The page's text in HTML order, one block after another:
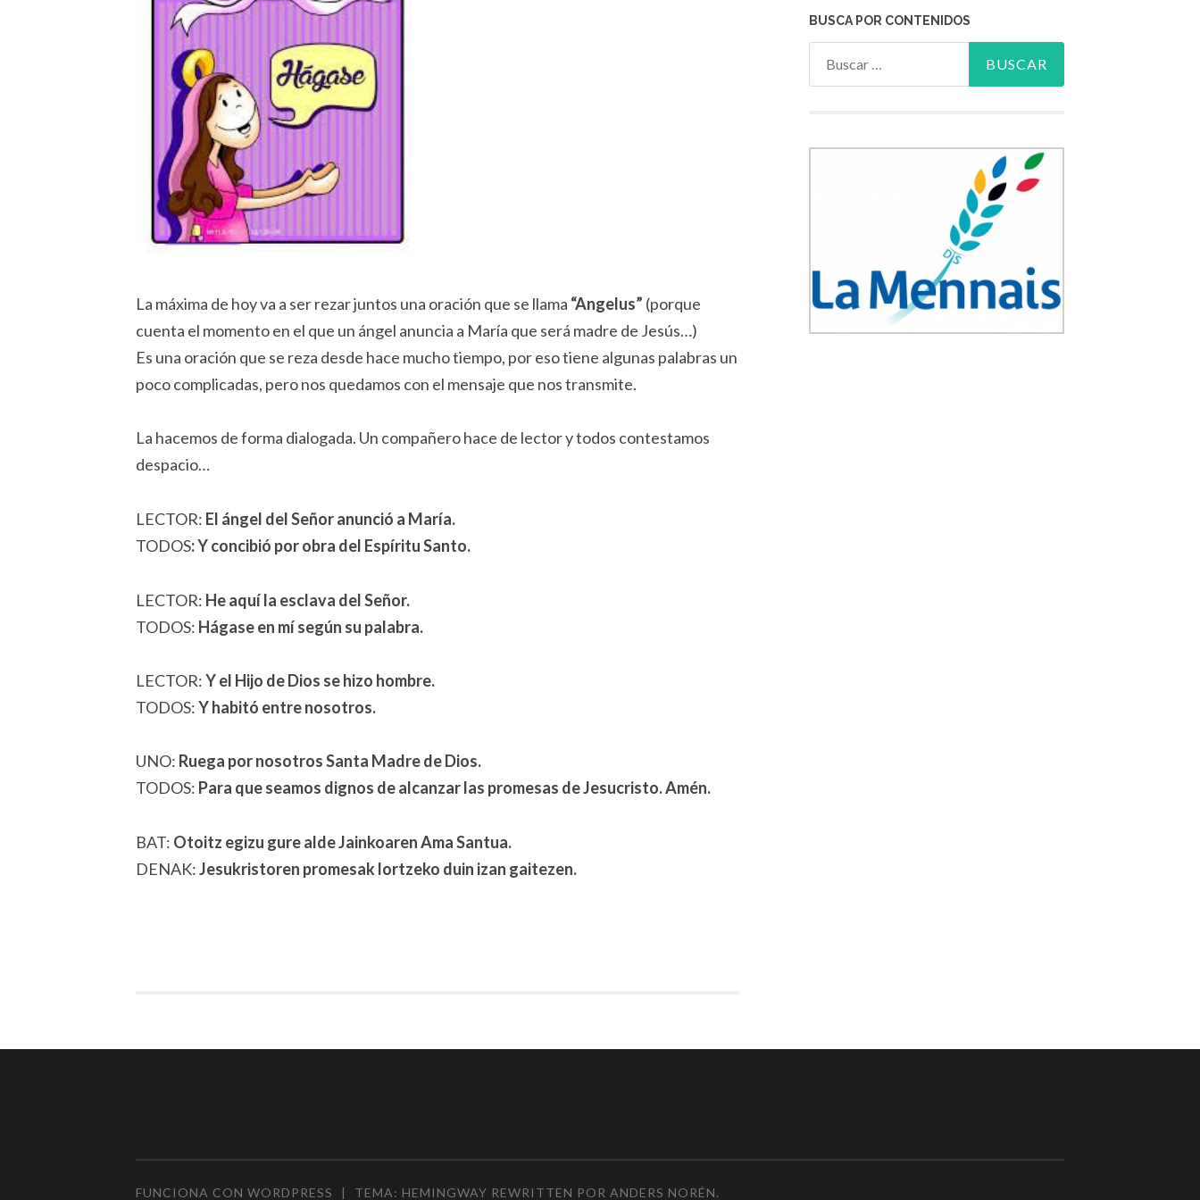
La máxima de hoy va a ser rezar juntos una oración que se llama “Angelus” (porque
cuenta el momento en el que un ángel anuncia a María que será madre de Jesús…)
Es una oración que se reza desde hace mucho tiempo, por eso tiene algunas palabras un
poco complicadas, pero nos quedamos con el mensaje que nos transmite.
La hacemos de forma dialogada. Un compañero hace de lector y todos contestamos
despacio…
LECTOR: El ángel del Señor anunció a María.
TODOS: Y concibió por obra del Espíritu Santo.
LECTOR: He aquí la esclava del Señor.
TODOS: Hágase en mí según su palabra.
LECTOR:Y el Hijo de Dios se hizo hombre.
TODOS:Y habitó entre nosotros.
UNO: Ruega por nosotros Santa Madre de Dios.
TODOS: Para que seamos dignos de alcanzar las promesas de Jesucristo. Amén.
BAT: Otoitz egizu gure alde Jainkoaren Ama Santua.
DENAK:Jesukristoren promesak lortzeko duin izan gaitezen.
BUSCA POR CONTENIDOS
FUNCIONA CON WORDPRESS | TEMA: HEMINGWAY REWRITTEN POR ANDERS NORÉN.